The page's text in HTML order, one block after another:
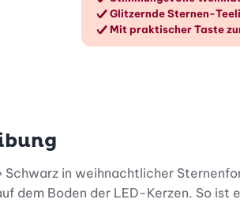
Glitzernde Sternen-
Mit praktischer Taste
in weihnachtlicher
dem Boden der LED-Kerzen. So ist